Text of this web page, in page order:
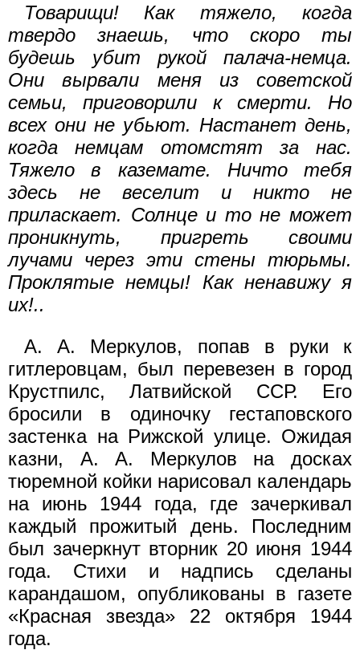
Товарищи! Как тяжело, когда
твердо знаешь, что скоро ты
будешь убит рукой палача-немца.
Они вырвали меня из советской
семьи, приговорили к смерти. Но
всех они не убьют. Настанет день,
когда немцам отомстят за нас.
Тяжело в каземате. Ничто тебя
здесь не веселит и никто не
приласкает. Солнце и то не может
проникнуть, пригреть своими
лучами через эти стены тюрьмы.
Проклятые немцы! Как ненавижу я
их!..
А. А. Меркулов, попав в руки к
гитлеровцам, был перевезен в город
Крустпилс, Латвийской ССР. Его
бросили в одиночку гестаповского
застенка на Рижской улице. Ожидая
казни, А. А. Меркулов на досках
тюремной койки нарисовал календарь
на июнь 1944 года, где зачеркивал
каждый прожитый день. Последним
был зачеркнут вторник 20 июня 1944
года. Стихи и надпись сделаны
карандашом, опубликованы в газете
«Красная звезда» 22 октября 1944
года.